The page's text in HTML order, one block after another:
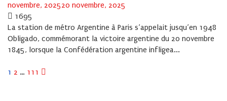
novembre, 202520 novembre, 2025
1695
La station de métro Argentine à Paris s’appelait jusqu’en 1948
Obligado, commémorant la victoire argentine du 20 novembre
1845, lorsque la Confédération argentine infligea...
Pagination
1 2 … 111